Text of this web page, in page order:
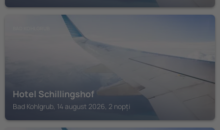
Hotel Schillingshof
Bad Kohlgrub, 14 august 2026, 2 nopți